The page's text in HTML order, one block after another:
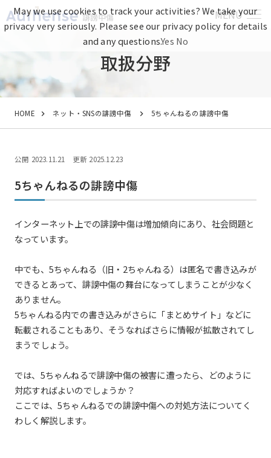
MENU
誹謗中傷
取扱分野
HOME ネット・SNSの誹謗中傷 5ちゃんねるの誹謗中傷
公開 2023.11.21 更新 2025.12.23
5ちゃんねるの誹謗中傷
インターネット上での誹謗中傷は増加傾向にあり、社会問題と
なっています。
中でも、5ちゃんねる（旧・2ちゃんねる）は匿名で書き込みが
できるとあって、誹謗中傷の舞台になってしまうことが少なく
ありません。
5ちゃんねる内での書き込みがさらに「まとめサイト」などに
転載されることもあり、そうなればさらに情報が拡散されてし
まうでしょう。
では、5ちゃんねるで誹謗中傷の被害に遭ったら、どのように
対応すればよいのでしょうか？
ここでは、5ちゃんねるでの誹謗中傷への対処方法についてく
わしく解説します。
May we use cookies to track your activities? We take your
privacy very seriously. Please see our privacy policy for details
and any questions.Yes No